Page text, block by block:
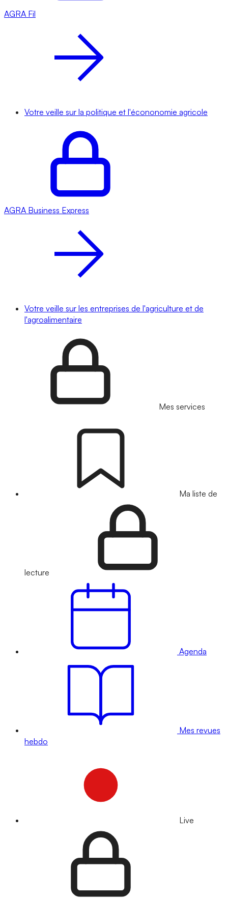
AGRA Fil
Votre veille sur la politique et l'écononomie agricole
AGRA Business Express
Votre veille sur les entreprises de l'agriculture et de
l'agroalimentaire
Mes services
Ma liste de
lecture
Agenda
Mes revues
hebdo
Live